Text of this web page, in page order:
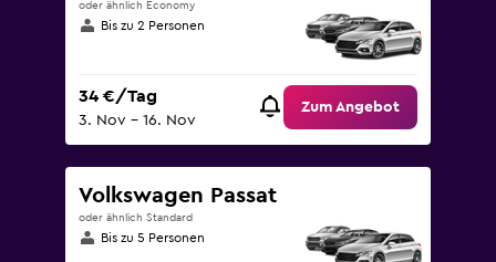
oder ähnlich Economy
Bis zu 2 Personen
34 €/Tag
3. Nov – 16. Nov
Zum Angebot
Volkswagen Passat
oder ähnlich Standard
Bis zu 5 Personen